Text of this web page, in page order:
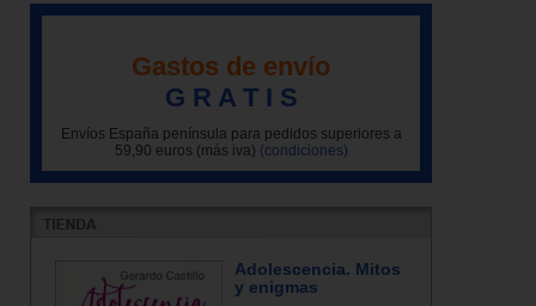
Gastos de envío
G R A T I S
Envíos España península para pedidos superiores a
59,90 euros (más iva) (condiciones)
Adolescencia. Mitos
y enigmas